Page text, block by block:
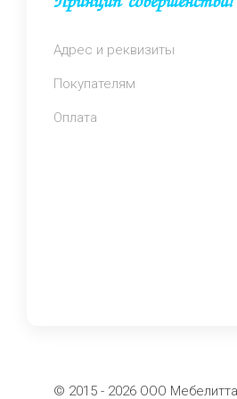
Адрес и реквизиты
Покупателям
Оплата
© 2015 - 2026 ООО Мебелитта